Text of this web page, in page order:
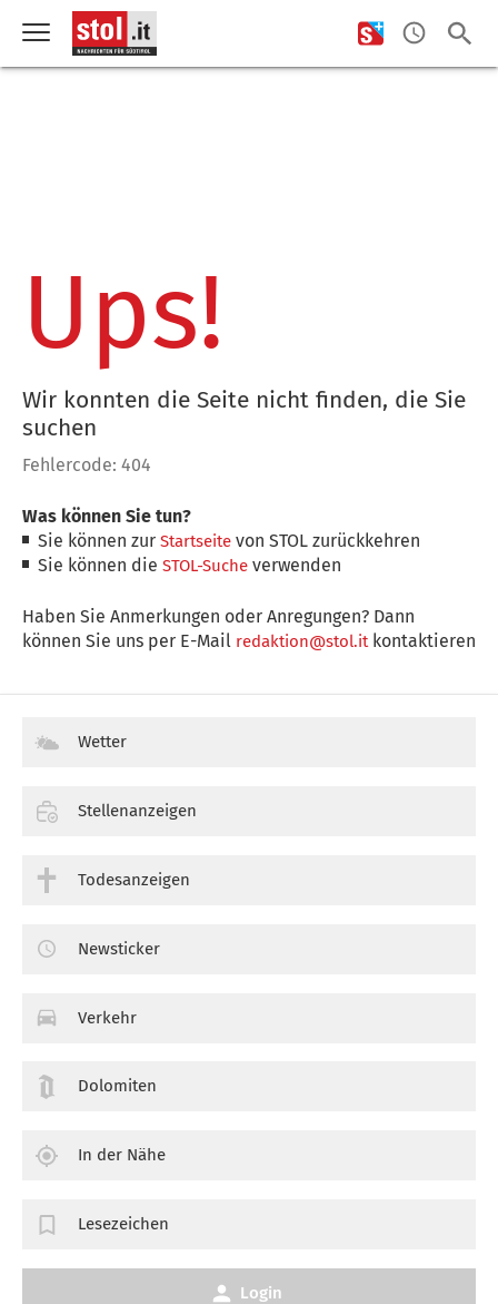
Ups!
Wir konnten die Seite nicht finden, die Sie
suchen
Fehlercode: 404
Was können Sie tun?
Sie können zurStartseite von STOL zurückkehren
Sie können dieSTOL-Suche verwenden
Haben Sie Anmerkungen oder Anregungen? Dann
können Sie uns per E-Mail redaktion@stol.itkontaktieren
Wetter
Stellenanzeigen
Todesanzeigen
Newsticker
Verkehr
Dolomiten
In der Nähe
Lesezeichen
Login